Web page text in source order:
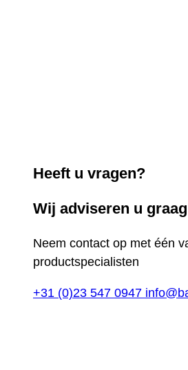
Heeft u vragen?
Wij adviseren u graag
Neem contact op met één
productspecialisten
+31 (0)23 547 0947